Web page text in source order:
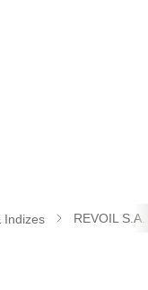
Indizes REVOIL